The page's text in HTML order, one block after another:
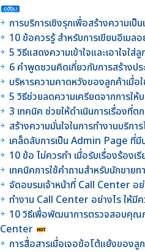
การบริการเชิงรุกเพื่อสร้างความเ
10 ข้อควรรู้ สำหรับการเขียนอีเมล
5 วิธีแสดงความเข้าใจและเอาใจใส่ลู
6 คำพูดชวนคิดเกี่ยวกับการสร้างป
บริหารความคาดหวังของลูกค้าเมื่อ
5 วิธีช่วยลดความเครียดจากการให้
3 เทคนิค ช่วยให้ดำเนินการเรื่องที่
สร้างความมั่นใจในการทำงานบริกา
เคล็ดลับการเป็น Admin Page ที่มี
10 ข้อ ไม่ควรทำ เมื่อรับเรื่องร้องเ
เทคนิคการใช้คำถามสำหรับนักขาย
จัดอบรมเจ้าหน้าที่ Call Center อ
ทำงาน Call Center อย่างไร ให้มี
10 วิธีเพื่อพัฒนาการตรวจสอบคุ
Center
การสื่อสารเมื่อเจอข้อโต้แย้งของ